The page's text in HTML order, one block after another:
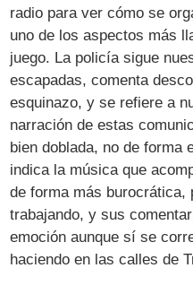
radio para ver cómo se
uno de los aspectos más
juego. La policía sigue
escapadas, comenta
esquinazo, y se refiere a
narración de estas
bien doblada, no de forma
indica la música que
de forma más burocrática,
trabajando, y sus
emoción aunque sí se
haciendo en las calles de